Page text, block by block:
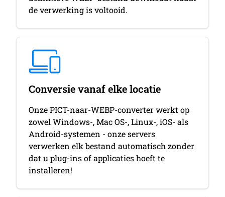
de verwerking is voltooid.
Conversie vanaf elke locatie
Onze PICT-naar-WEBP-converter werkt op
zowel Windows-, Mac OS-, Linux-, iOS- als
Android-systemen - onze servers
verwerken elk bestand automatisch zonder
dat u plug-ins of applicaties hoeft te
installeren!